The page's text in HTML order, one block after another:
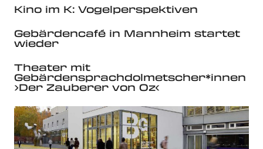
Kino im K: Vogelperspektiven
Gebärdencafé in Mannheim startet
wieder
Theater mit
Gebärdensprachdolmetscher*innen
›Der Zauberer von Oz‹